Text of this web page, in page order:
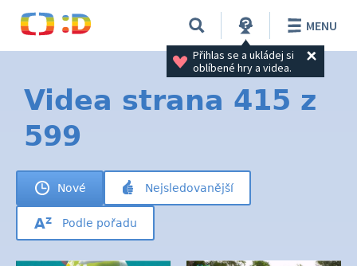
Přihlas se a ukládej si
oblíbené hry a videa.
MENU
Videa strana 415 z
599
Nové Nejsledovanější
Podle pořadu